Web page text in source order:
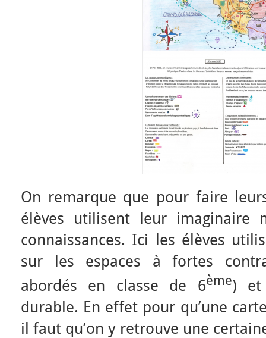
On remarque que pour faire
élèves utilisent leur imaginaire
connaissances. Ici les élèves
sur les espaces à fortes
abordés en classe de 6ème) et
durable. En effet pour qu’une
il faut qu’on y retrouve une